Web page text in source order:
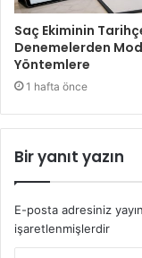
Saç Ekiminin
Denemelerden
Yöntemlere
1 hafta önce
Bir yanıt yazın
E-posta adresiniz
işaretlenmişlerdir